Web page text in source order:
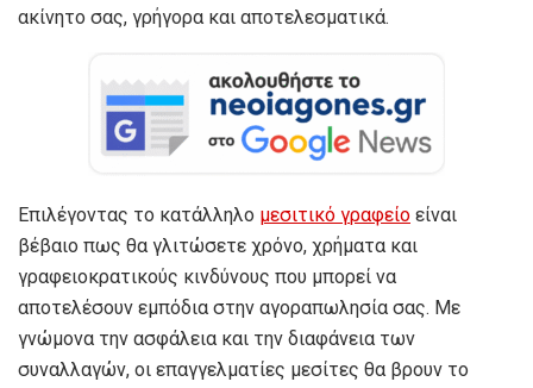
ακίνητο σας, γρήγορα και αποτελεσματικά.
Επιλέγοντας το κατάλληλο μεσιτικό γραφείο είναι
βέβαιο πως θα γλιτώσετε χρόνο, χρήματα και
γραφειοκρατικούς κινδύνους που μπορεί να
αποτελέσουν εμπόδια στην αγοραπωλησία σας. Με
γνώμονα την ασφάλεια και την διαφάνεια των
συναλλαγών, οι επαγγελματίες μεσίτες θα βρουν το